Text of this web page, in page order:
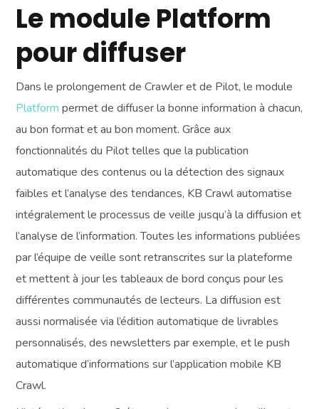
Le module Platform
pour diffuser
Dans le prolongement de Crawler et de Pilot, le module
Platform permet de diffuser la bonne information à chacun,
au bon format et au bon moment. Grâce aux
fonctionnalités du Pilot telles que la publication
automatique des contenus ou la détection des signaux
faibles et l’analyse des tendances, KB Crawl automatise
intégralement le processus de veille jusqu’à la diffusion et
l’analyse de l’information. Toutes les informations publiées
par l’équipe de veille sont retranscrites sur la plateforme
et mettent à jour les tableaux de bord conçus pour les
différentes communautés de lecteurs. La diffusion est
aussi normalisée via l’édition automatique de livrables
personnalisés, des newsletters par exemple, et le push
automatique d’informations sur l’application mobile KB
Crawl.